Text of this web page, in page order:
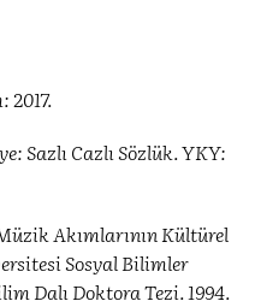
Sazlı Cazlı Sözlük. YKY:
Akımlarının Kültürel
Sosyal Bilimler
Dalı Doktora Tezi. 1994.